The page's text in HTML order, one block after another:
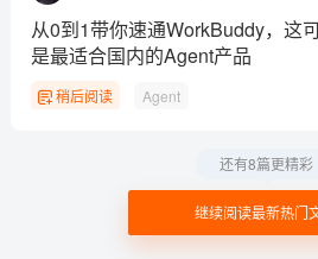
从0到1带你速通WorkBuddy，这
是最适合国内的Agent产品
稍后阅读 Agent
继续阅读最新热门
还有8篇更精彩